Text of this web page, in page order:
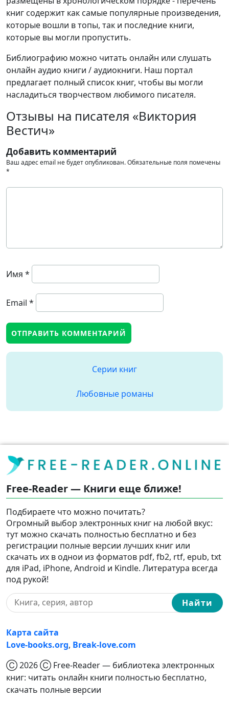
книг содержит как самые популярные произведения,
которые вошли в топы, так и последние книги,
которые вы могли пропустить.
Библиографию можно читать онлайн или слушать
онлайн аудио книги / аудиокниги. Наш портал
предлагает полный список книг, чтобы вы могли
насладиться творчеством любимого писателя.
Отзывы на писателя «Виктория
Вестич»
Добавить комментарий
Ваш адрес email не будет опубликован.Обязательные поля помечены
*
Имя *
Email *
Серии книг
Любовные романы
Free-Reader — Книги еще ближе!
Подбираете что можно почитать?
Огромный выбор электронных книг на любой вкус:
тут можно скачать полностью бесплатно и без
регистрации полные версии лучших книг или
скачать их в однои из форматов pdf, fb2, rtf, epub, txt
для iPad, iPhone, Android и Kindle. Литература всегда
под рукой!
Найти
Карта сайта
Love-books.org, Break-love.com
Ⓒ 2026 Ⓒ Free-Reader — библиотека электронных
книг: читать онлайн книги полностью бесплатно,
скачать полные версии